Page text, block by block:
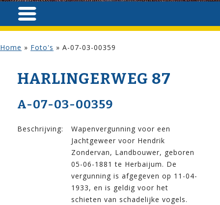
Home » Foto's » A-07-03-00359
HARLINGERWEG 87
A-07-03-00359
Beschrijving:
Wapenvergunning voor een
Jachtgeweer voor Hendrik
Zondervan, Landbouwer, geboren
05-06-1881 te Herbaijum. De
vergunning is afgegeven op 11-04-
1933, en is geldig voor het
schieten van schadelijke vogels.